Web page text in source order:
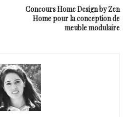
Concours Home Design by Zen
Home pour la conception de
meuble modulaire